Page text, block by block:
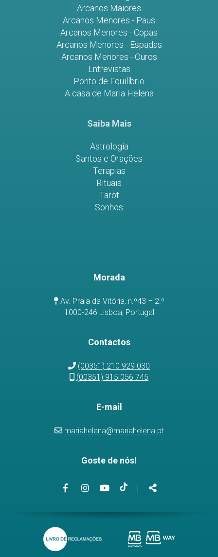
Arcanos Maiores
Arcanos Menores - Paus
Arcanos Menores - Copas
Arcanos Menores - Espadas
Arcanos Menores - Ouros
Entrevistas
Ponto de Equilíbrio
A casa de Maria Helena
Saiba Mais
Astrologia
Santos e Orações
Terapias
Rituais
Tarot
Sonhos
Morada
Av. Praia da Vitória, n.º43 – 2.º
1000-246 Lisboa, Portugal
Contactos
(00351) 210 929 030
(00351) 915 056 745
E-mail
mariahelena@mariahelena.pt
Goste de nós!
Link
Facebook
Link
Instagram
Link
de
Youtube
Link
de
TikTok
|